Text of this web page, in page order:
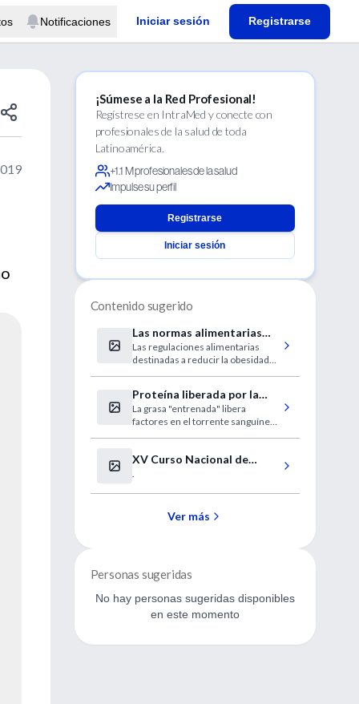
Notificaciones Iniciar sesión Registrarse
¡Súmese a la Red Profesional!
Regístrese en IntraMed y conecte con
profesionales de la salud de toda
Latinoamérica.
+1.1 M profesionales de la salud
Impulse su perfil
Registrarse
Iniciar sesión
Contenido sugerido
Las normas alimentarias
chilenas cambian
comportamientos
Las regulaciones alimentarias
destinadas a reducir la obesidad
de comprar alimentos de la
familia: las madres
Proteína liberada por la
grasa después del ejercicio
mejora la glucosa
La grasa "entrenada" libera
factores en el torrente sanguíneo
XV Curso Nacional de
Neurorradiología
(Barcelona)
.
Ver más
Personas sugeridas
No hay personas sugeridas disponibles
en este momento